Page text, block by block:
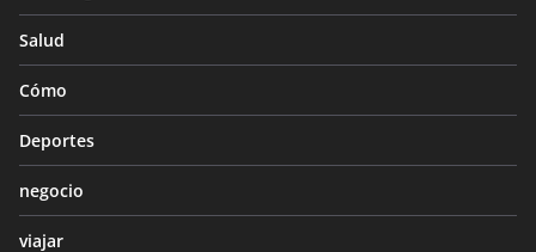
Salud
Cómo
Deportes
negocio
viajar